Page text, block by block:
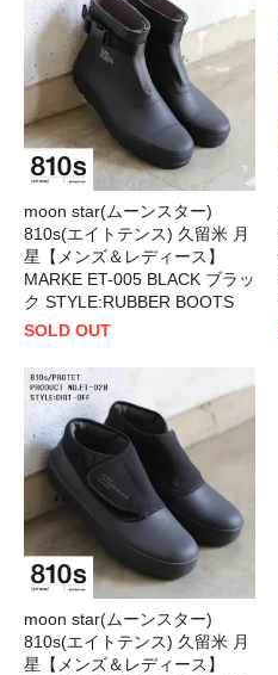
moon star(ムーンスター)
810s(エイトテンス) 久留米 月
星【メンズ＆レディース】
MARKE ET-005 BLACK ブラッ
ク STYLE:RUBBER BOOTS
SOLD OUT
moon star(ムーンスター)
810s(エイトテンス) 久留米 月
星【メンズ＆レディース】